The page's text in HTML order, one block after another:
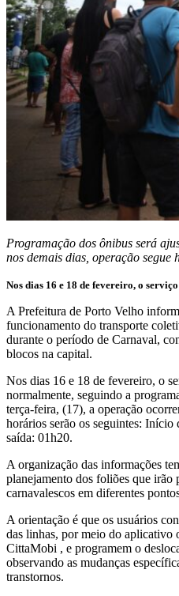
Programação dos ônibus será
nos demais dias, operação
Nos dias 16 e 18 de fevereiro, o
A Prefeitura de Porto Velho
funcionamento do transporte
durante o período de Carnaval,
blocos na capital.
Nos dias 16 e 18 de fevereiro, o
normalmente, seguindo a
terça-feira, (17), a operação
horários serão os seguintes: Início
saída: 01h20.
A organização das informações
planejamento dos foliões que irão
carnavalescos em diferentes
A orientação é que os usuários
das linhas, por meio do
CittaMobi , e programem o
observando as mudanças
transtornos.